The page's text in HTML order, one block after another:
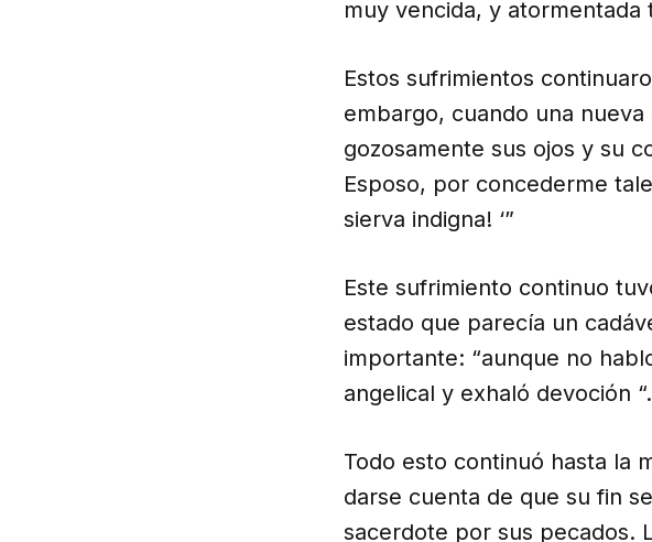
muy vencida, y
Estos sufrimientos
embargo, cuando una
gozosamente sus ojos y su
Esposo, por concederme
sierva indigna! ‘”
Este sufrimiento continuo
estado que parecía un
importante: “aunque no
angelical y exhaló devoción “.
Todo esto continuó hasta la
darse cuenta de que su fin
sacerdote por sus pecados.